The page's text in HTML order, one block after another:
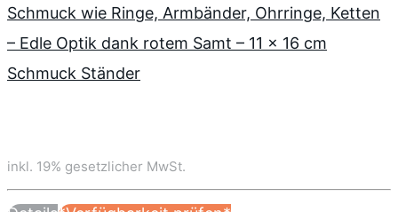
Schmuck wie Ringe, Armbänder, Ohrringe, Ketten
– Edle Optik dank rotem Samt – 11 x 16 cm
Schmuck Ständer
inkl. 19% gesetzlicher MwSt.